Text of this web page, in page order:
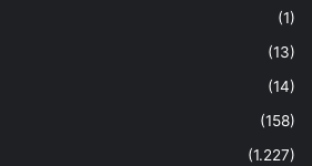
(1)
(13)
(14)
(158)
(1.227)